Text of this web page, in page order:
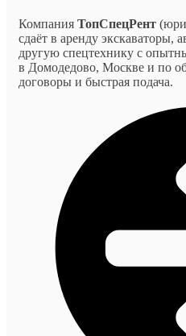
Компания ТопСпецРент
сдаёт в аренду экскаваторы,
другую спецтехнику с
в Домодедово, Москве и по
договоры и быстрая подача.